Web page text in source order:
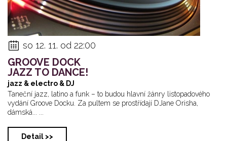
so 12. 11. od 22:00
GROOVE DOCK
JAZZ TO DANCE!
jazz & electro & DJ
Taneční jazz, latino a funk – to budou hlavní žánry listopadového
vydání Groove Docku. Za pultem se prostřídají DJane Orisha,
dámská... ...
Detail >>